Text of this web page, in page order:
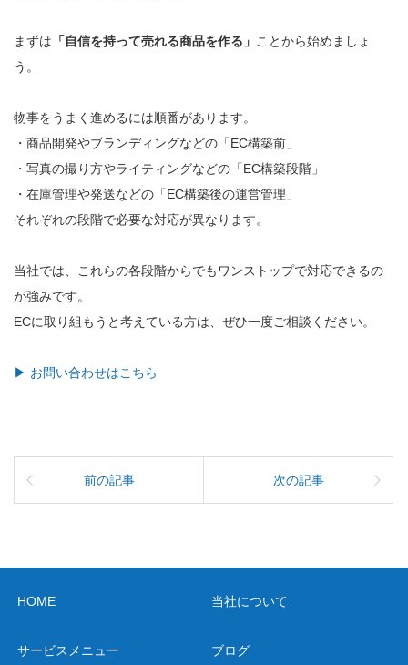
まずは 「自信を持って売れる商品を作る」 ことから始めましょ
う。
物事をうまく進めるには順番があります。
・商品開発やブランディングなどの「EC構築前」
・写真の撮り方やライティングなどの「EC構築段階」
・在庫管理や発送などの「EC構築後の運営管理」
それぞれの段階で必要な対応が異なります。
当社では、これらの各段階からでもワンストップで対応できるの
が強みです。
ECに取り組もうと考えている方は、ぜひ一度ご相談ください。
▶ お問い合わせはこちら
前の記事 次の記事
HOME 当社について
サービスメニュー ブログ